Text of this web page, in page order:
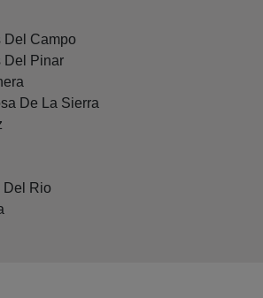
Del Campo
Del Pinar
De La Sierra
Del Rio